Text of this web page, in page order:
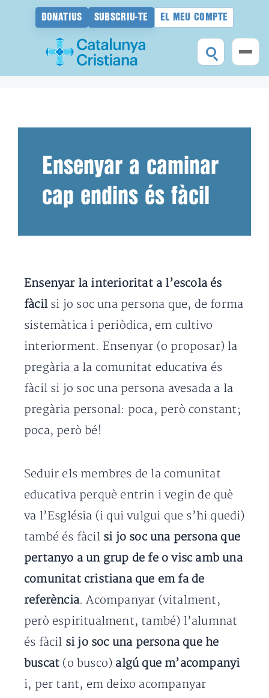
DONATIUS SUBSCRIU-TE EL MEU COMPTE
Ensenyar a caminar
cap endins és fàcil
Ensenyar la interioritat a l’escola és
fàcilsi jo soc una persona que, de forma
sistemàtica i periòdica, em cultivo
interiorment. Ensenyar (o proposar) la
pregària a la comunitat educativa és
fàcil si jo soc una persona avesada a la
pregària personal: poca, però constant;
poca, però bé!
Seduir els membres de la comunitat
educativa perquè entrin i vegin de què
va l’Església (i qui vulgui que s’hi quedi)
també és fàcil si jo soc una persona que
pertanyo a un grup de fe o visc amb una
comunitat cristiana que em fa de
referència. Acompanyar (vitalment,
però espiritualment, també) l’alumnat
és fàcil si jo soc una persona que he
buscat (o busco) algú que m’acompanyi
i, per tant, em deixo acompanyar